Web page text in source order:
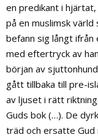
en predikant i
på en muslimsk
befann sig långt
med eftertryck av
början av
gått tillbaka till pre-
av ljuset i rätt
Guds bok (…). De
träd och ersatte Gud